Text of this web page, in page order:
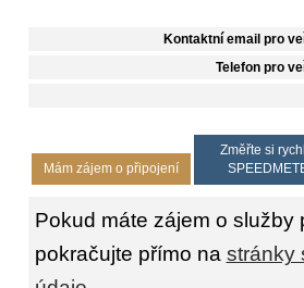
Kontaktní email pro
Telefon pro
Mám zájem o připojení
Změřte si
Pokud máte zájem o služby
pokračujte přímo na stránky